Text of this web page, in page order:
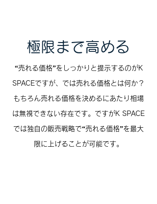
​極限まで高める
“売れる価格”をしっかりと提示するのがK
SPACEですが、では売れる価格とは何か？
​もちろん売れる価格を決めるにあたり相場
は無視できない存在です。ですがK SPACE
では独自の販売戦略で“売れる価格”を最大
限に上げることが可能です。